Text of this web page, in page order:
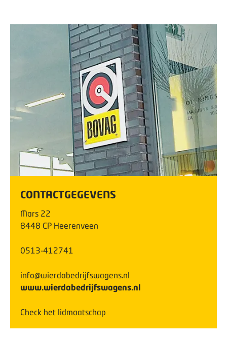
CONTACTGEGEVENS
Mars 22
8448 CP Heerenveen
0513-412741
info@wierdabedrijfswagens.nl
www.wierdabedrijfswagens.nl
Check het lidmaatschap